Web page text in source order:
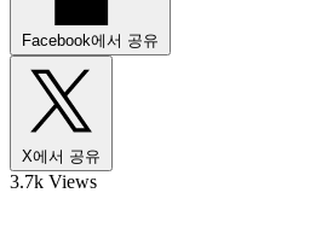
Facebook에서 공유
X에서 공유
3.7k Views